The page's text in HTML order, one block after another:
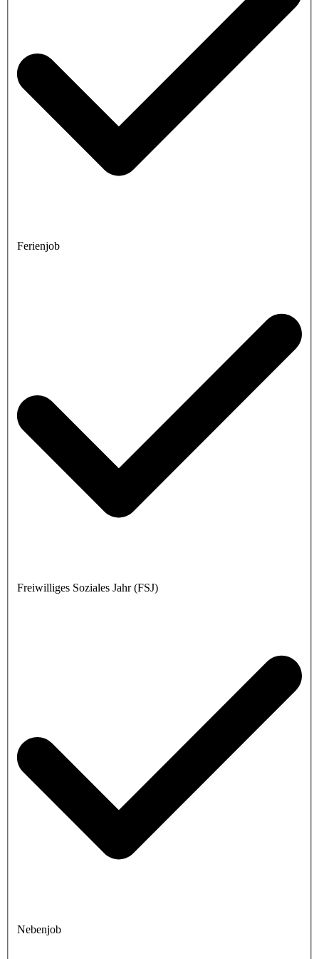
Ferienjob
Freiwilliges Soziales Jahr (FSJ)
Nebenjob